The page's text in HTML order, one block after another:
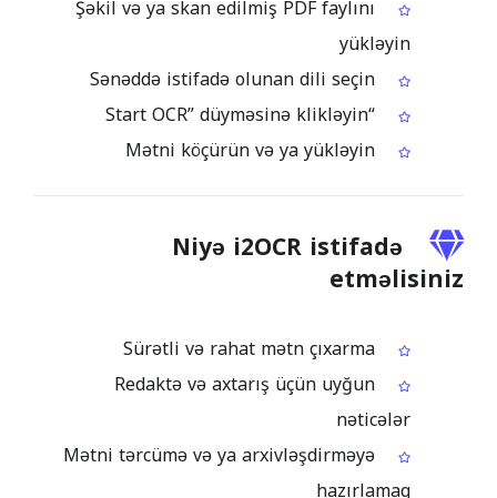
Şəkil və ya skan edilmiş PDF faylını
yükləyin
“Start OCR” düyməsinə klikləyin
Niyə i2OCR istifadə
etməlisiniz
Redaktə və axtarış üçün uyğun
nəticələr
Mətni tərcümə və ya arxivləşdirməyə
hazırlamaq